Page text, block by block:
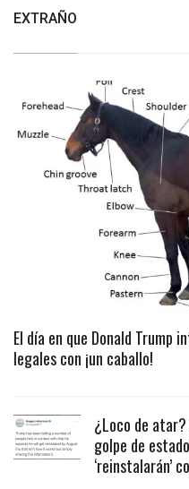
EXTRAÑO
El día en que Donald Trump
legales con ¡un caballo!
¿Loco de
golpe de
‘reinstalarán’